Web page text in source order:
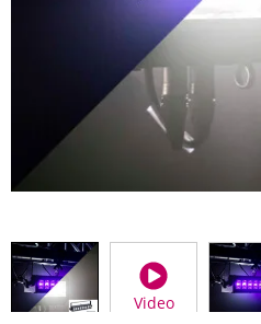
Video